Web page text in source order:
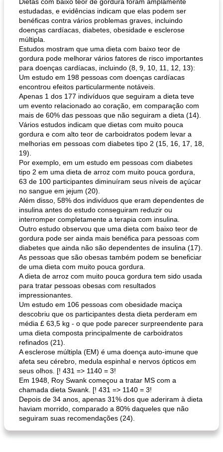
pão plano (out)
estudadas, e evidências indicam que elas podem ser
benéficas contra vários problemas graves, incluindo
doenças cardíacas, diabetes, obesidade e esclerose
múltipla.
Estudos mostram que uma dieta com baixo teor de
gordura pode melhorar vários fatores de risco importantes
para doenças cardíacas, incluindo (8, 9, 10, 11, 12, 13):
Um estudo em 198 pessoas com doenças cardíacas
encontrou efeitos particularmente notáveis.
Apenas 1 dos 177 indivíduos que seguiram a dieta teve
um evento relacionado ao coração, em comparação com
mais de 60% das pessoas que não seguiram a dieta (14).
Vários estudos indicam que dietas com muito pouca
gordura e com alto teor de carboidratos podem levar a
melhorias em pessoas com diabetes tipo 2 (15, 16, 17, 18,
19).
Por exemplo, em um estudo em pessoas com diabetes
tipo 2 em uma dieta de arroz com muito pouca gordura,
63 de 100 participantes diminuíram seus níveis de açúcar
no sangue em jejum (20).
Além disso, 58% dos indivíduos que eram dependentes de
insulina antes do estudo conseguiram reduzir ou
interromper completamente a terapia com insulina.
Outro estudo observou que uma dieta com baixo teor de
gordura pode ser ainda mais benéfica para pessoas com
diabetes que ainda não são dependentes de insulina (17).
As pessoas que são obesas também podem se beneficiar
de uma dieta com muito pouca gordura.
A dieta de arroz com muito pouca gordura tem sido usada
para tratar pessoas obesas com resultados
impressionantes.
Um estudo em 106 pessoas com obesidade maciça
descobriu que os participantes desta dieta perderam em
média £ 63,5 kg - o que pode parecer surpreendente para
uma dieta composta principalmente de carboidratos
refinados (21).
A esclerose múltipla (EM) é uma doença auto-imune que
afeta seu cérebro, medula espinhal e nervos ópticos em
seus olhos. [! 431 => 1140 = 3!
Em 1948, Roy Swank começou a tratar MS com a
chamada dieta Swank. [! 431 => 1140 = 3!
Depois de 34 anos, apenas 31% dos que aderiram à dieta
haviam morrido, comparado a 80% daqueles que não
seguiram suas recomendações (24).